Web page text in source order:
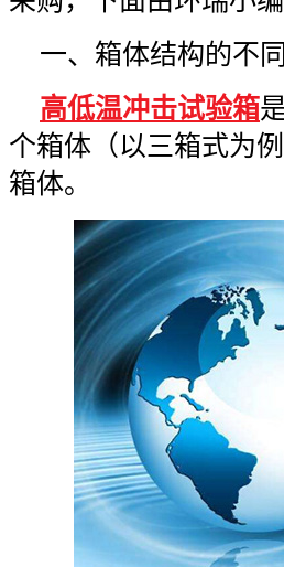
一、箱体结构的不同
高低温冲击试验箱
个箱体（以三箱式为例
箱体。